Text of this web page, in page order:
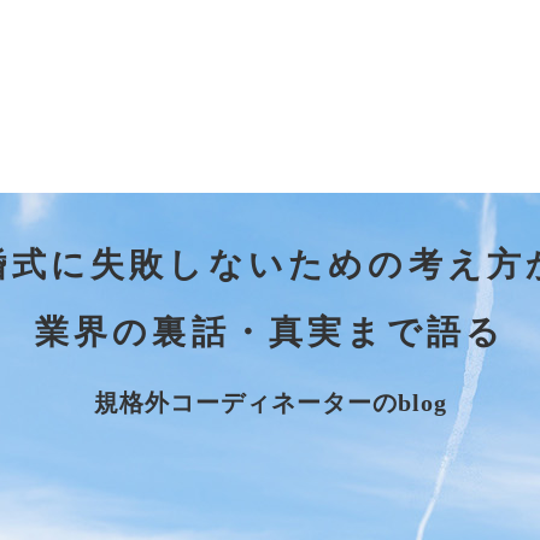
式に失敗しないための考え方
業界の裏話・真実まで語る
規格外コーディネーターのblog